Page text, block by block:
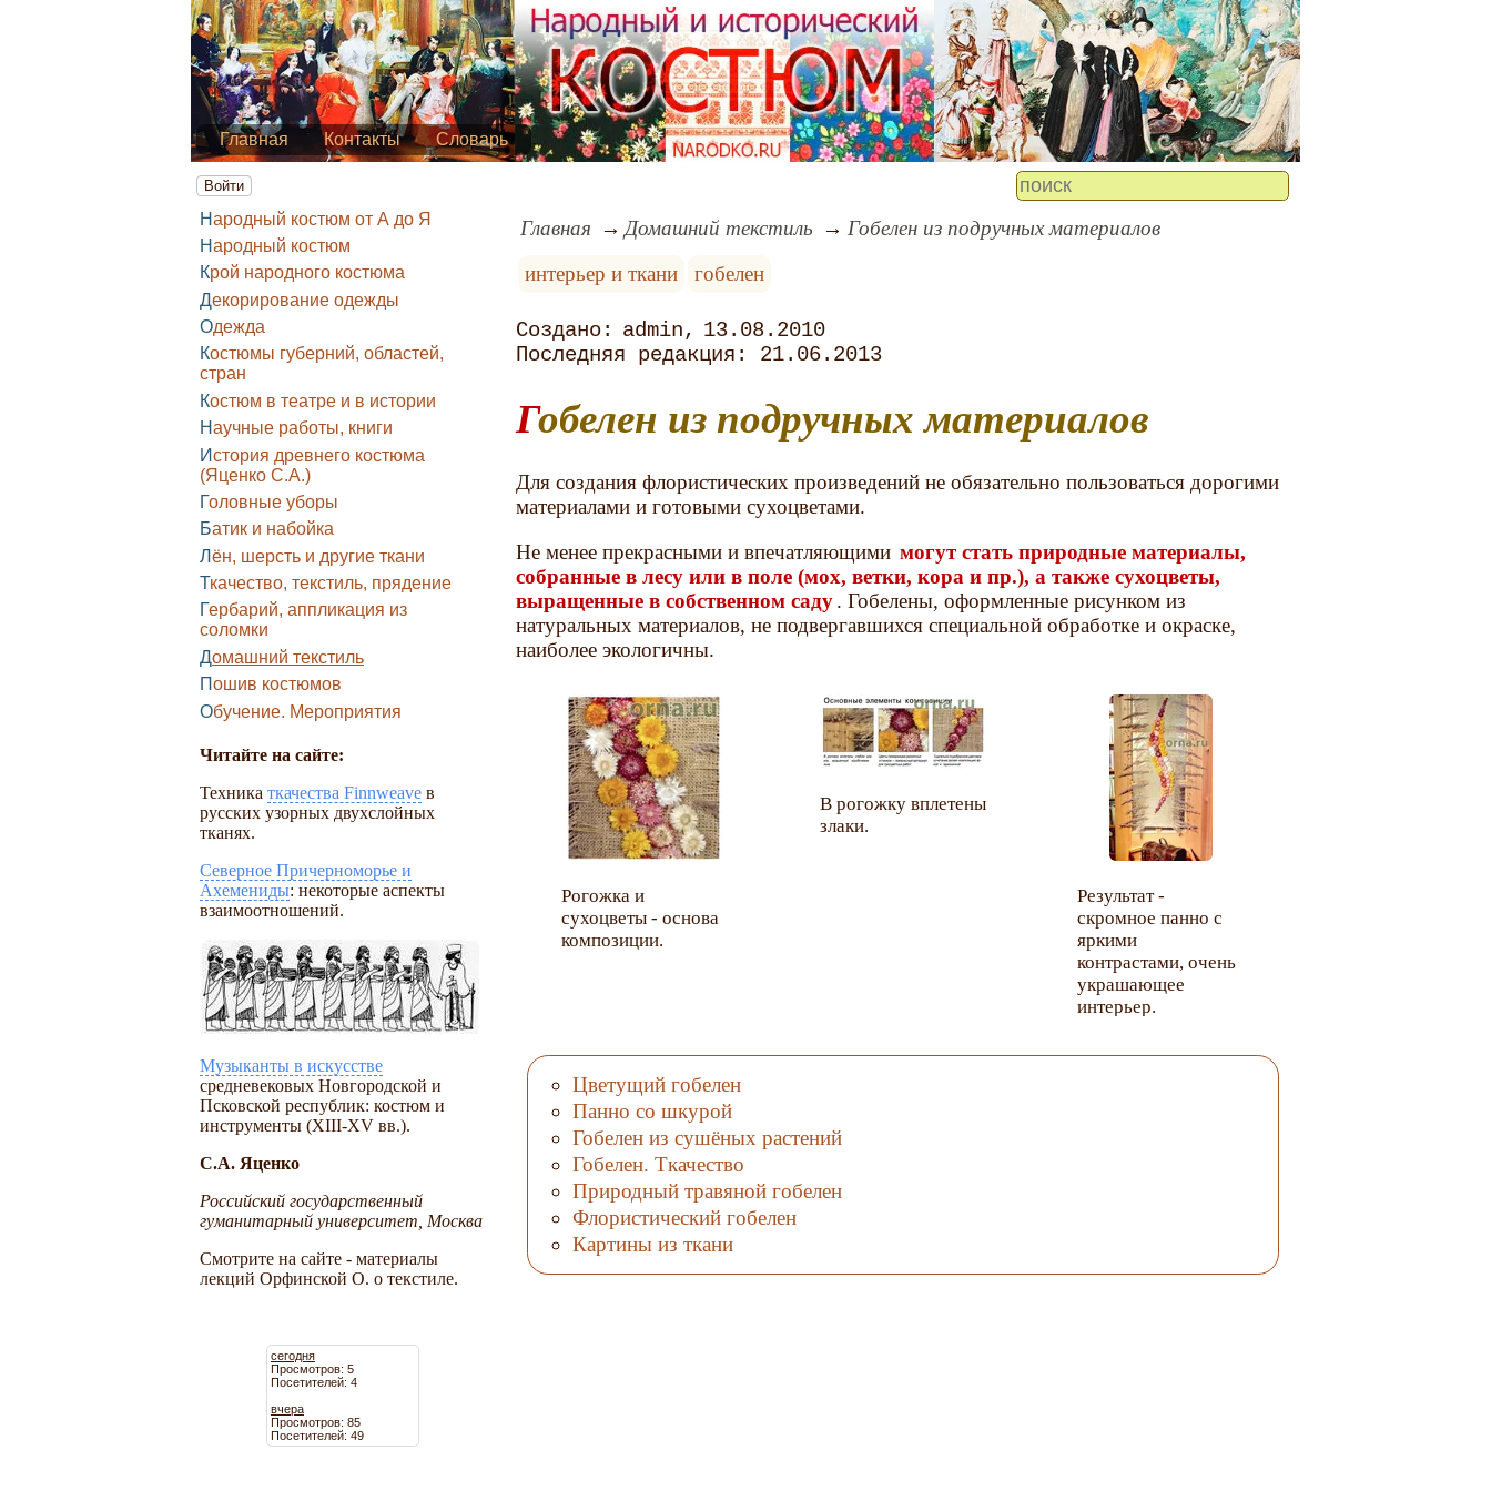
Главная Контакты Словарь
Войти
Народный костюм от А до Я
Народный костюм
Крой народного костюма
Декорирование одежды
Одежда
Костюмы губерний, областей,
стран
Костюм в театре и в истории
Научные работы, книги
История древнего костюма
(Яценко С.А.)
Головные уборы
Батик и набойка
Лён, шерсть и другие ткани
Ткачество, текстиль, прядение
Гербарий, аппликация из
соломки
Домашний текстиль
Пошив костюмов
Обучение. Мероприятия
Читайте на сайте:
Техника ткачества Finnweave в
русских узорных двухслойных
тканях.
Северное Причерноморье и
Ахемениды: некоторые аспекты
взаимоотношений.
Музыканты в искусстве
средневековых Новгородской и
Псковской республик: костюм и
инструменты (XIII-XV вв.).
С.А. Яценко
Российский государственный
гуманитарный университет, Москва
Смотрите на сайте - материалы
лекций Орфинской О. о текстиле.
сегодня
Просмотров: 5
Посетителей: 4
вчера
Просмотров: 85
Посетителей: 49
Главная Домашний текстиль
Гобелен из подручных материалов
интерьер и ткани
гобелен
admin
13.08.2010
21.06.2013
Гобелен из подручных материалов
Для создания флористических произведений не обязательно пользоваться дорогими
материалами и готовыми сухоцветами.
Не менее прекрасными и впечатляющими могут стать природные материалы,
собранные в лесу или в поле (мох, ветки, кора и пр.), а также сухоцветы,
выращенные в собственном саду. Гобелены, оформленные рисунком из
натуральных материалов, не подвергавшихся специальной обработке и окраске,
наиболее экологичны.
Рогожка и
сухоцветы - основа
композиции.
В рогожку вплетены
злаки.
Результат -
скромное панно с
яркими
контрастами, очень
украшающее
интерьер.
Цветущий гобелен
Панно со шкурой
Гобелен из сушёных растений
Гобелен. Ткачество
Природный травяной гобелен
Флористический гобелен
Картины из ткани